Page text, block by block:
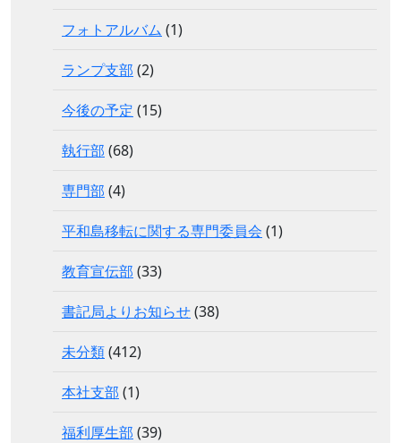
フォトアルバム (1)
ランプ支部 (2)
今後の予定 (15)
執行部 (68)
専門部 (4)
平和島移転に関する専門委員会 (1)
教育宣伝部 (33)
書記局よりお知らせ(38)
未分類(412)
本社支部 (1)
福利厚生部 (39)